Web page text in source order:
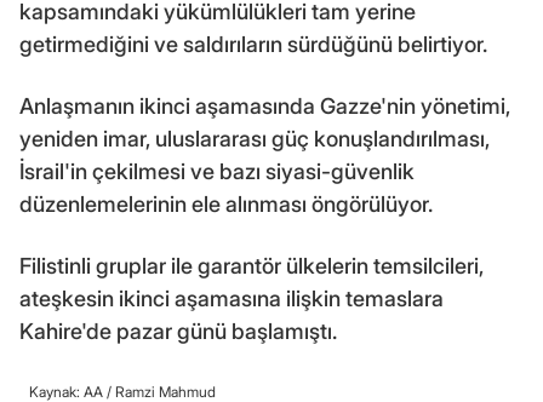
kapsamındaki yükümlülükleri tam yerine
getirmediğini ve saldırıların sürdüğünü belirtiyor.
Anlaşmanın ikinci aşamasında Gazze'nin yönetimi,
yeniden imar, uluslararası güç konuşlandırılması,
İsrail'in çekilmesi ve bazı siyasi-güvenlik
düzenlemelerinin ele alınması öngörülüyor.
Filistinli gruplar ile garantör ülkelerin temsilcileri,
ateşkesin ikinci aşamasına ilişkin temaslara
Kahire'de pazar günü başlamıştı.
Kaynak: AA / Ramzi Mahmud